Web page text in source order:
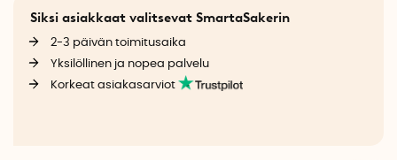
Siksi asiakkaat valitsevat SmartaSakerin
2-3 päivän toimitusaika
Yksilöllinen ja nopea palvelu
Korkeat asiakasarviot